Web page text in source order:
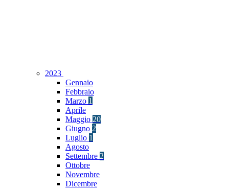
2023
Gennaio
Febbraio
Marzo 1
Aprile
Maggio 20
Giugno 2
Luglio 1
Agosto
Settembre 2
Ottobre
Novembre
Dicembre